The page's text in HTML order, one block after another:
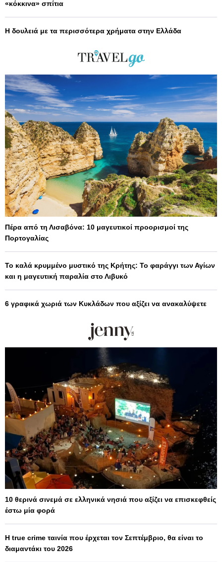
«κόκκινα» σπίτια
Η δουλειά με τα περισσότερα χρήματα στην Ελλάδα
Πέρα από τη Λισαβόνα: 10 μαγευτικοί προορισμοί της
Πορτογαλίας
Το καλά κρυμμένο μυστικό της Κρήτης: Το φαράγγι των Αγίων
και η μαγευτική παραλία στο Λιβυκό
6 γραφικά χωριά των Κυκλάδων που αξίζει να ανακαλύψετε
10 θερινά σινεμά σε ελληνικά νησιά που αξίζει να επισκεφθείς
έστω μία φορά
Η true crime ταινία που έρχεται τον Σεπτέμβριο, θα είναι το
διαμαντάκι του 2026